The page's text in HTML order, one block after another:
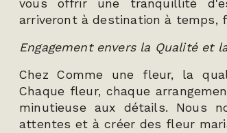
vous offrir une tranquillité
arriveront à destination à temps,
Engagement envers la Qualité et
Chez Comme une fleur, la
Chaque fleur, chaque
minutieuse aux détails. Nous
attentes et à créer des fleur